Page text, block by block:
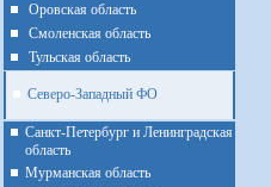
Оровская область
Смоленская область
Тульская область
Северо-Западный ФО
Санкт-Петербург и Ленинградская
область
Мурманская область